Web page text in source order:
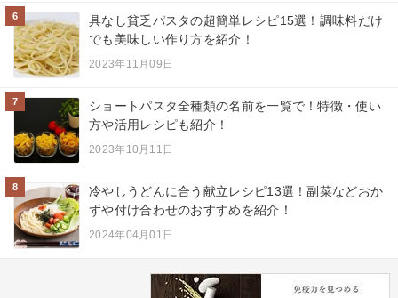
6
具なし貧乏パスタの超簡単レシピ15選！調味料だけ
でも美味しい作り方を紹介！
2023年11月09日
7
ショートパスタ全種類の名前を一覧で！特徴・使い
方や活用レシピも紹介！
2023年10月11日
8
冷やしうどんに合う献立レシピ13選！副菜などおか
ずや付け合わせのおすすめを紹介！
2024年04月01日